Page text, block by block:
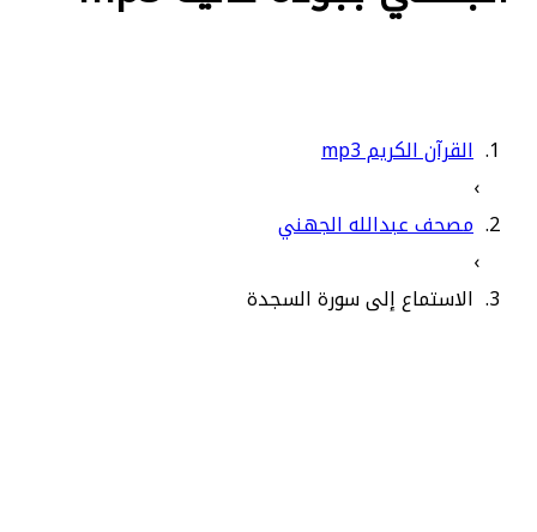
القرآن الكريم mp3
›
مصحف عبدالله الجهني
›
الاستماع إلى سورة السجدة